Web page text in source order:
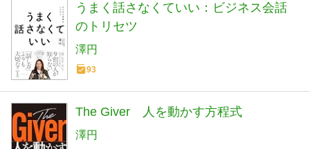
うまく話さなくていい：ビジネス会話
のトリセツ
澤円
93
The Giver 人を動かす方程式
澤円